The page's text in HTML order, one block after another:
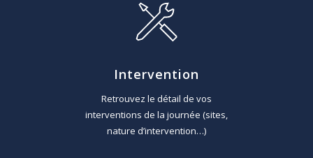
Intervention
Retrouvez le détail de vos
interventions de la journée (sites,
nature d’intervention…)